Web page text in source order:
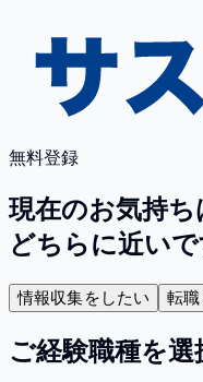
無料登録
現在のお気持ち
どちらに近いで
情報収集をしたい 転
ご経験職種を選